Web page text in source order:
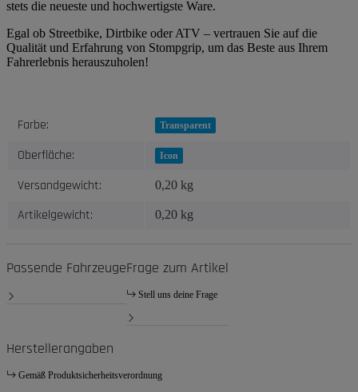
stets die neueste und hochwertigste Ware.
Egal ob Streetbike, Dirtbike oder ATV – vertrauen Sie auf die
Qualität und Erfahrung von Stompgrip, um das Beste aus Ihrem
Fahrerlebnis herauszuholen!
Produkteigenschaft
Wert
Farbe: Transparent
Oberfläche: Icon
Versandgewicht: 0,20 kg
Artikelgewicht: 0,20 kg
Passende FahrzeugeFrage zum Artikel
Stell uns deine Frage
Herstellerangaben
Gemäß Produktsicherheitsverordnung